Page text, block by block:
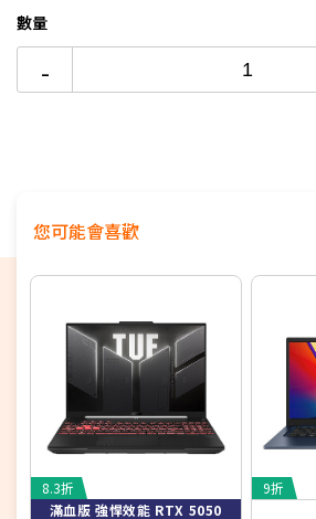
6期
12期
$11,395
$5,697
處理器：Intel Core Ultra7 258V
顯示晶片：Intel Arc Graphics
記憶體：32G LPDDR5X(onboard)
硬碟：1TB NVMe Gen4 M.2 Dual
數量
-
您可能會喜歡
8.3折
滿血版 強悍效能 RTX 5050
9折